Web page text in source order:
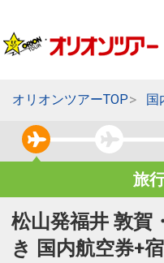
オリオンツアーTOP 国
旅
松山発福井 敦賀
き 国内航空券+